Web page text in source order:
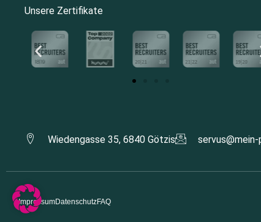
Unsere Zertifikate
Wiedengasse 35, 6840 Götzis
ImpressumDatenschutzFAQ